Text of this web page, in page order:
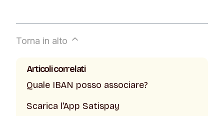
Torna in alto
Articoli correlati
Quale IBAN posso associare?
Scarica l'App Satispay